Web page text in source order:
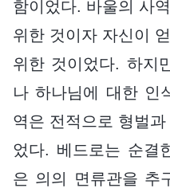
함이었다. 바울의 사
위한 것이자 자신이
위한 것이었다. 하지
나 하나님에 대한 인
역은 전적으로 형벌
었다. 베드로는 순결
은 의의 면류관을 추